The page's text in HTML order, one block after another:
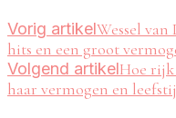
Vorig artikelWessel
hits en een groot
Volgend artikelHoe rijk
haar vermogen en